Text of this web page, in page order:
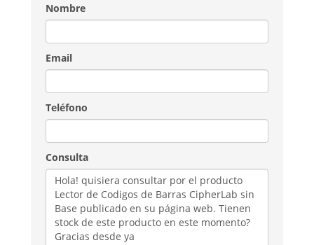
Nombre
Email
Teléfono
Consulta